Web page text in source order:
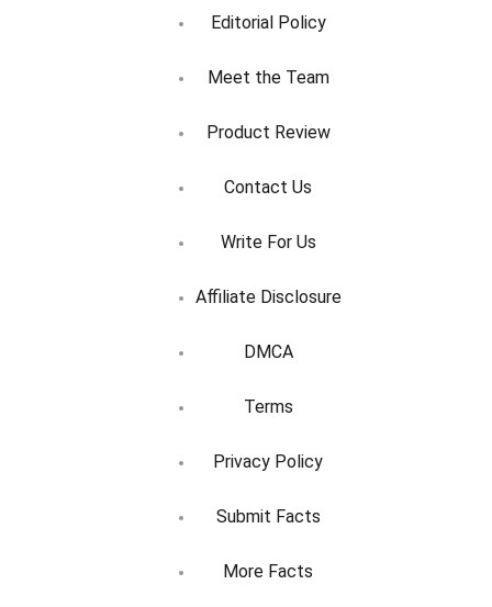
Editorial Policy
Meet the Team
Product Review
Contact Us
Write For Us
Affiliate Disclosure
DMCA
Terms
Privacy Policy
Submit Facts
More Facts